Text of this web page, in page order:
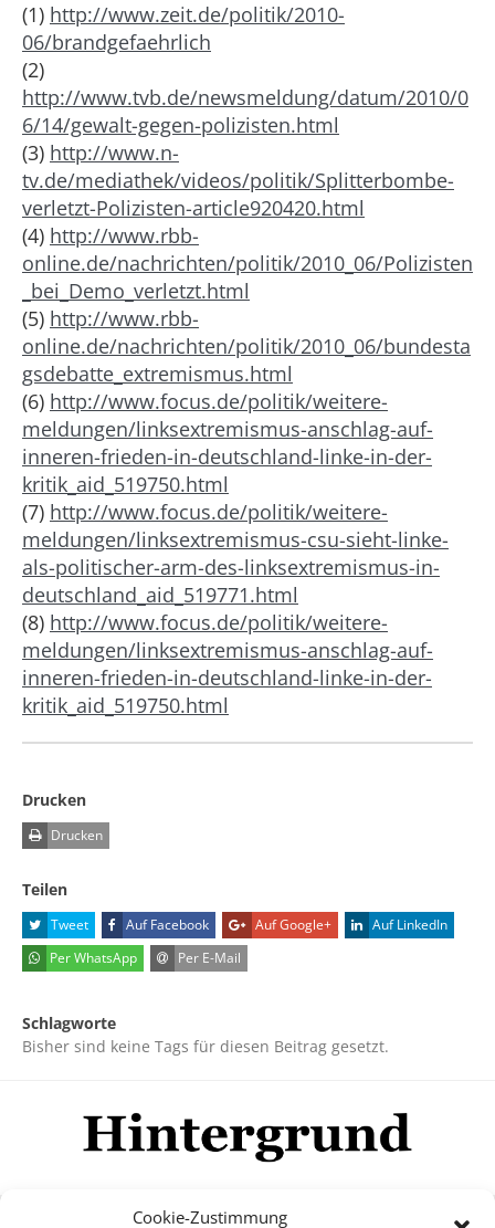
Cookie-Zustimmung
(1) http://www.zeit.de/politik/2010-
06/brandgefaehrlich
(2)
http://www.tvb.de/newsmeldung/datum/2010/0
6/14/gewalt-gegen-polizisten.html
(3) http://www.n-
tv.de/mediathek/videos/politik/Splitterbombe-
verletzt-Polizisten-article920420.html
(4) http://www.rbb-
online.de/nachrichten/politik/2010_06/Polizisten
_bei_Demo_verletzt.html
(5) http://www.rbb-
online.de/nachrichten/politik/2010_06/bundesta
gsdebatte_extremismus.html
(6) http://www.focus.de/politik/weitere-
meldungen/linksextremismus-anschlag-auf-
inneren-frieden-in-deutschland-linke-in-der-
kritik_aid_519750.html
(7) http://www.focus.de/politik/weitere-
meldungen/linksextremismus-csu-sieht-linke-
als-politischer-arm-des-linksextremismus-in-
deutschland_aid_519771.html
(8) http://www.focus.de/politik/weitere-
meldungen/linksextremismus-anschlag-auf-
inneren-frieden-in-deutschland-linke-in-der-
kritik_aid_519750.html
Drucken
Drucken
Teilen
Tweet Auf Facebook Auf Google+
Auf LinkedIn
Per WhatsApp
Per E-Mail
Schlagworte
Bisher sind keine Tags für diesen Beitrag gesetzt.